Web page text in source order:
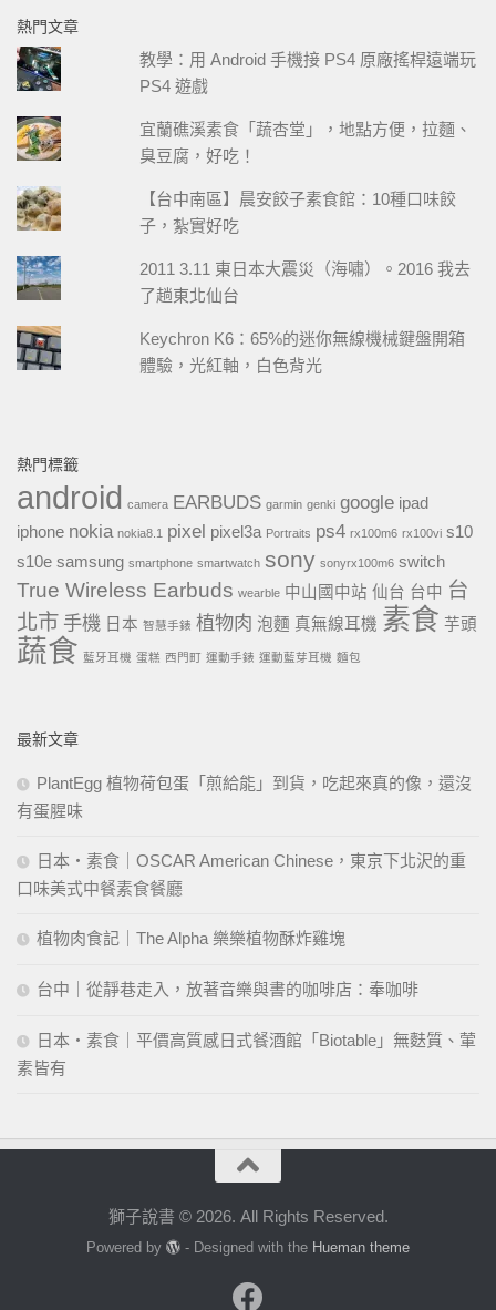
熱門文章
教學：用 Android 手機接 PS4 原廠搖桿遠端玩
PS4 遊戲
宜蘭礁溪素食「蔬杏堂」，地點方便，拉麵、
臭豆腐，好吃！
【台中南區】晨安餃子素食館：10種口味餃
子，紮實好吃
2011 3.11 東日本大震災（海嘯）。2016 我去
了趟東北仙台
Keychron K6：65%的迷你無線機械鍵盤開箱
體驗，光紅軸，白色背光
熱門標籤
android camera EARBUDS garmin genki google ipad
iphone nokia nokia8.1 pixel pixel3a Portraits ps4 rx100m6 rx100vi s10
s10e samsung smartphone smartwatch sony sonyrx100m6 switch
True Wireless Earbuds wearble 中山國中站 仙台 台中 台
北市 手機 日本 智慧手錶 植物肉 泡麵 真無線耳機 素食 芋頭
蔬食 藍牙耳機 蛋糕 西門町 運動手錶 運動藍芽耳機 麵包
最新文章
PlantEgg 植物荷包蛋「煎給能」到貨，吃起來真的像，還沒
有蛋腥味
日本・素食｜OSCAR American Chinese，東京下北沢的重
口味美式中餐素食餐廳
植物肉食記｜The Alpha 樂樂植物酥炸雞塊
台中｜從靜巷走入，放著音樂與書的咖啡店：奉咖啡
日本・素食｜平價高質感日式餐酒館「Biotable」無麩質、葷
素皆有
獅子說書 © 2026. All Rights Reserved.
Powered by - Designed with the Hueman theme